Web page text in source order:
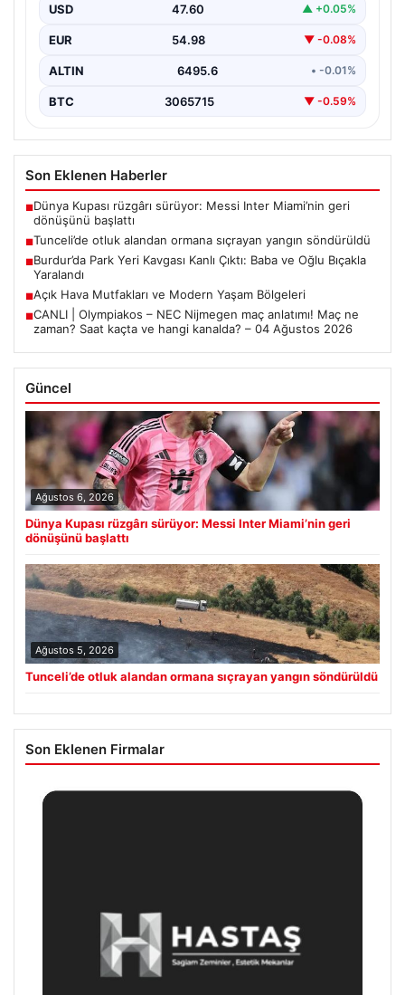
USD 47.60 ▲ +0.05%
EUR 54.98 ▼ -0.08%
ALTIN 6495.6 • -0.01%
BTC 3065715 ▼ -0.59%
Son Eklenen Haberler
■Dünya Kupası rüzgârı sürüyor: Messi Inter Miami’nin geri
dönüşünü başlattı
■Tunceli’de otluk alandan ormana sıçrayan yangın söndürüldü
■Burdur’da Park Yeri Kavgası Kanlı Çıktı: Baba ve Oğlu Bıçakla
Yaralandı
■Açık Hava Mutfakları ve Modern Yaşam Bölgeleri
■CANLI | Olympiakos – NEC Nijmegen maç anlatımı! Maç ne
zaman? Saat kaçta ve hangi kanalda? – 04 Ağustos 2026
Güncel
Ağustos 6, 2026
Dünya Kupası rüzgârı sürüyor: Messi Inter Miami’nin geri
dönüşünü başlattı
Ağustos 5, 2026
Tunceli’de otluk alandan ormana sıçrayan yangın söndürüldü
Son Eklenen Firmalar